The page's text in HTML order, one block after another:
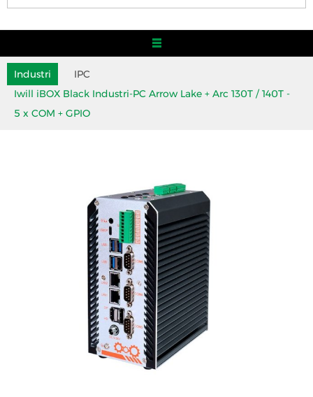
Industri
IPC
Iwill iBOX Black Industri-PC Arrow Lake + Arc 130T / 140T -
5 x COM + GPIO